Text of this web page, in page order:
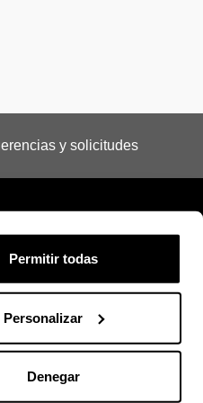
Permitir todas
Personalizar
Denegar
y solicitudes
Contacto
en Youtube
La EHU en VimeoLa EHU en Flickr